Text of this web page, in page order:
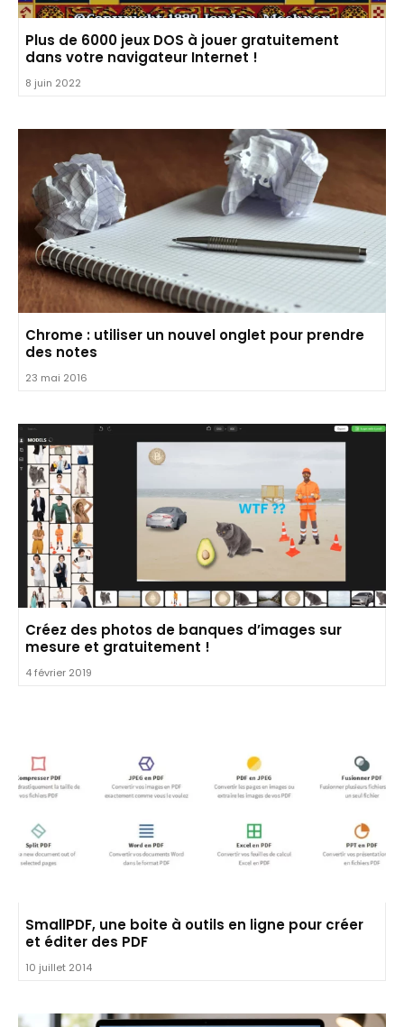
Plus de 6000 jeux DOS à jouer gratuitement
dans votre navigateur Internet !
8 juin 2022
Chrome : utiliser un nouvel onglet pour prendre
des notes
23 mai 2016
Créez des photos de banques d’images sur
mesure et gratuitement !
4 février 2019
SmallPDF, une boite à outils en ligne pour créer
et éditer des PDF
10 juillet 2014